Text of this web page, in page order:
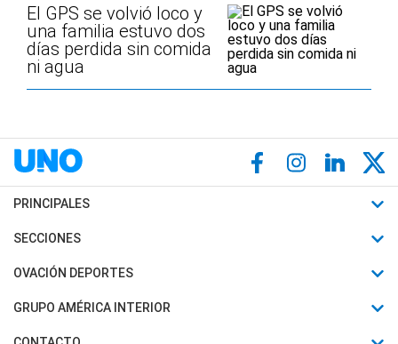
El GPS se volvió loco y
una familia estuvo dos
días perdida sin comida
ni agua
PRINCIPALES
Últimas Noticias
Política
SECCIONES
Horóscopo
Motores
OVACIÓN DEPORTES
Fútbol
Mundial
GRUPO AMÉRICA INTERIOR